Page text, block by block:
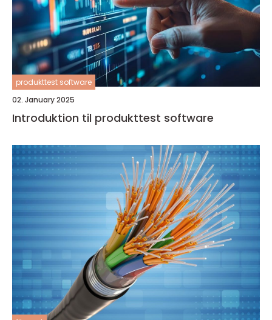
produkttest software
02. January 2025
Introduktion til produkttest software